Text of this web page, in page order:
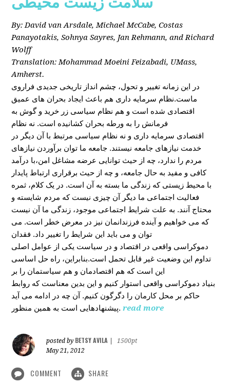
By: David van Arsdale, Michael McCabe, Costas
Panayotakis, Sohnya Sayres, Jan Rehmann, and Richard
Wolff
Translation: Mohammad Moeini Feizabadi, UMass,
Amherst.
در این زمانه تغییر و تحول، چشم انداز تاریخی جدیدی فراروی
ماست.نظام سرمایه داری هم باعث ایجاد بحران های عمیق
اقتصادی شده است و هم نظام سیاسی زر خرید و گوش به
فرمانش را به ورطه بحران کشانیده است. نه نظام
اقتصادی سرمایه داری و نه نظام سیاسی مرتبط با آن دیگر در
خدمت نیازهای جامعه نیستند. جامعه ما توان برآوردن نیازهای
مردم را ندارد، چه از حیث توانایی عرضه مشاغل امن،با درآمد
کافی و مفید به حال جامعه، و چه از حیث برقراری ارتباط پایدار
با محیط زیستی که زندگی ما بسته به آن است. در یک کلام، ثمره
فعالیت اجتماعی ما دیگر آن چیزی نیست که مردم شایسته و
محتاج آنند. به علت شرایط اجتماعی موجود، زندگی ما آن نیست
که می خواهیم و آینده فرزندانمان نیز در معرض خطر است. می
توان و می باید این شرایط را تغییر داد. فقدان
دموکراسی واقعی در اقتصاد و در سیاست یکی از عوامل اصلی
تداوم این وضعیت غیر قابل تحمل است.بنابراین، راه حل اساسی
این است که هم اقتصادمان و هم سیاستمان را بر
بنیاد دموکراسی واقعی استوار کنیم و این بدین معناست که روابط
حاکم بر محل کارمان را دگرگون کنیم. آن چه در ادامه می آید
پیشنهادهایی است به همین منظور. read more
posted by BETSY AVILA
1500pt
May 21, 2012
COMMENT SHARE